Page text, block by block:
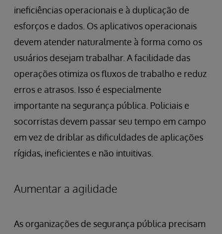
ineficiências operacionais e à duplicação de
esforços e dados. Os aplicativos operacionais
devem atender naturalmente à forma como os
usuários desejam trabalhar. A facilidade das
operações otimiza os fluxos de trabalho e reduz
erros e atrasos. Isso é especialmente
importante na segurança pública. Policiais e
socorristas devem passar seu tempo em campo
em vez de driblar as dificuldades de aplicações
rígidas, ineficientes e não intuitivas.
Aumentar a agilidade
As organizações de segurança pública precisam